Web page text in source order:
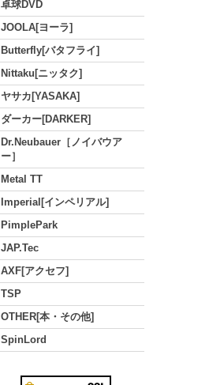
卓球DVD
JOOLA[ヨーラ]
Butterfly[バタフライ]
Nittaku[ニッタク]
ヤサカ[YASAKA]
ダーカー[DARKER]
Dr.Neubauer［ノイバウア
ー］
Metal TT
Imperial[インペリアル]
PimplePark
JAP.Tec
AXF[アクセフ]
TSP
OTHER[本・その他]
SpinLord